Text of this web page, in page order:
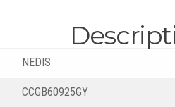
NEDIS
CCGB60925GY